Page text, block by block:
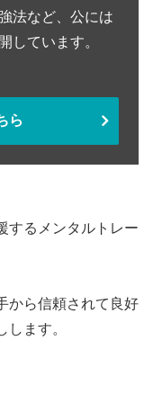
法など、公には
しています。
ら
するメンタルトレー
から信頼されて良好
ます。